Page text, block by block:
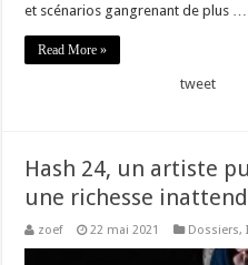
et scénarios gangrenant de plus …
Read More »
tweet
Hash 24, un artiste
une richesse
zoef 22 mai 2021 Dossiers,